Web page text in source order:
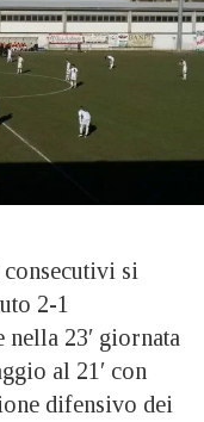
si
2-1
23′ giornata
al 21′ con
difensivo dei